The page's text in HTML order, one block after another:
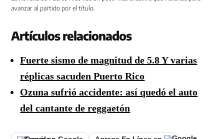
avanzar al partido por el título.
Artículos relacionados
Fuerte sismo de magnitud de 5.8 Y varias
réplicas sacuden Puerto Rico
Ozuna sufrió accidente: así quedó el auto
del cantante de reggaetón